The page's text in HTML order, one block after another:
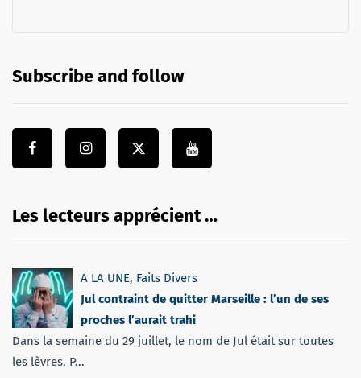
Subscribe and follow
Les lecteurs apprécient …
A LA UNE, Faits Divers
Jul contraint de quitter Marseille : l’un de ses
proches l’aurait trahi
Dans la semaine du 29 juillet, le nom de Jul était sur toutes
les lèvres. P...